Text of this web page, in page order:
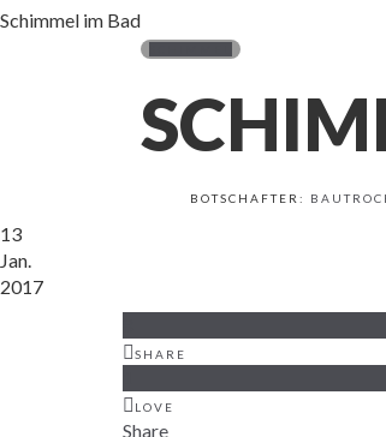
Schimmel im Bad
BOTSCHAFTER:
13
Jan.
2017
SHARE
LOVE
Share